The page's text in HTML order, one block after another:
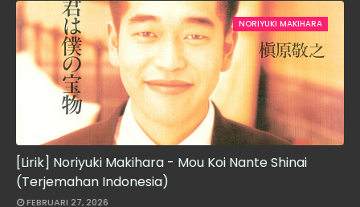
NORIYUKI MAKIHARA
[Lirik] Noriyuki Makihara - Mou Koi Nante Shinai
(Terjemahan Indonesia)
FEBRUARI 27, 2026